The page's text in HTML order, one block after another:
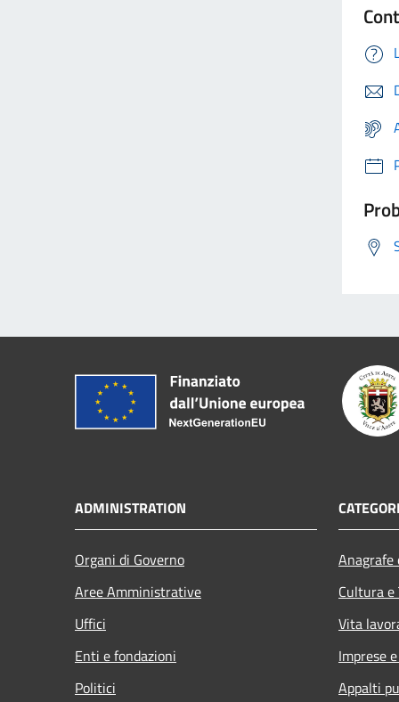
ADMINISTRATION
Organi di Governo
Aree Amministrative
Uffici
Enti e fondazioni
Politici
Cultura e
Vita
Imprese
Appalti